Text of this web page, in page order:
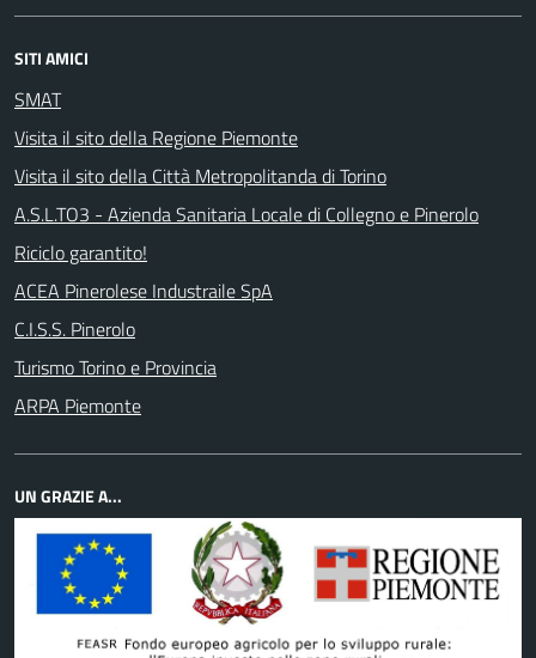
SITI AMICI
SMAT
Visita il sito della Regione Piemonte
Visita il sito della Città Metropolitanda di Torino
A.S.L.TO3 - Azienda Sanitaria Locale di Collegno e Pinerolo
Riciclo garantito!
ACEA Pinerolese Industraile SpA
C.I.S.S. Pinerolo
Turismo Torino e Provincia
ARPA Piemonte
UN GRAZIE A...